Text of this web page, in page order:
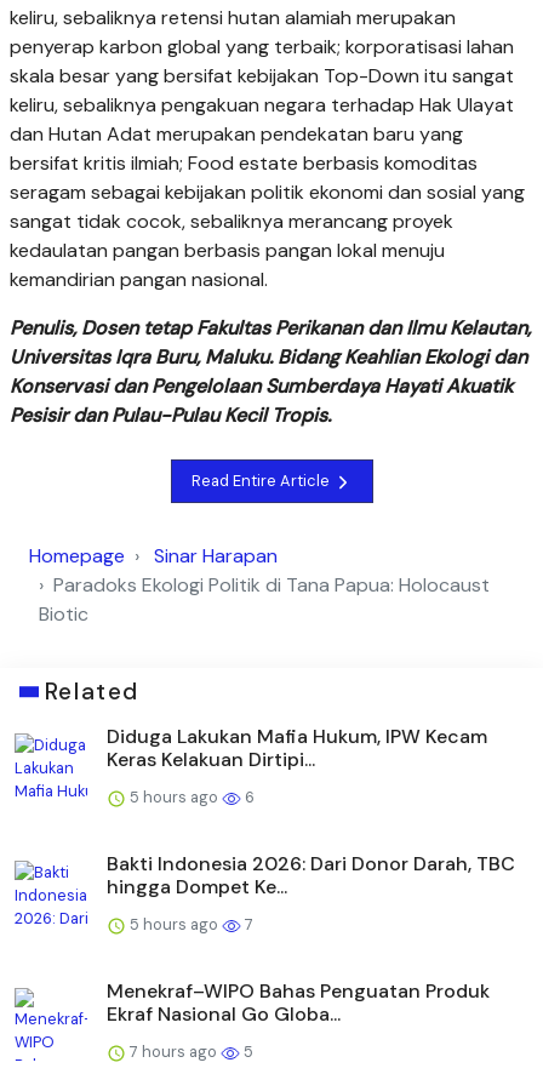
keliru, sebaliknya retensi hutan alamiah merupakan
penyerap karbon global yang terbaik; korporatisasi lahan
skala besar yang bersifat kebijakan Top-Down itu sangat
keliru, sebaliknya pengakuan negara terhadap Hak Ulayat
dan Hutan Adat merupakan pendekatan baru yang
bersifat kritis ilmiah; Food estate berbasis komoditas
seragam sebagai kebijakan politik ekonomi dan sosial yang
sangat tidak cocok, sebaliknya merancang proyek
kedaulatan pangan berbasis pangan lokal menuju
kemandirian pangan nasional.
Penulis, Dosen tetap Fakultas Perikanan dan Ilmu Kelautan,
Universitas Iqra Buru, Maluku. Bidang Keahlian Ekologi dan
Konservasi dan Pengelolaan Sumberdaya Hayati Akuatik
Pesisir dan Pulau-Pulau Kecil Tropis.
Read Entire Article
Homepage
Sinar Harapan
Paradoks Ekologi Politik di Tana Papua: Holocaust
Biotic
Related
Diduga Lakukan Mafia Hukum, IPW Kecam
Keras Kelakuan Dirtipi...
5 hours ago 6
Bakti Indonesia 2026: Dari Donor Darah, TBC
hingga Dompet Ke...
5 hours ago 7
Menekraf–WIPO Bahas Penguatan Produk
Ekraf Nasional Go Globa...
7 hours ago 5